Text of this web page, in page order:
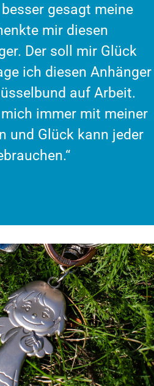
gesagt meine
mir diesen
Der soll mir Glück
ich diesen Anhänger
auf Arbeit.
immer mit meiner
und Glück kann jeder